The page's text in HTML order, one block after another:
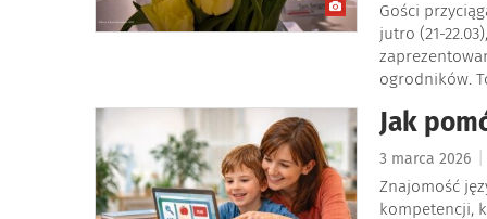
Gości
jutro (21-
ogrodników.
Jak
3 marca 2026
Znajomość
kompetencji,